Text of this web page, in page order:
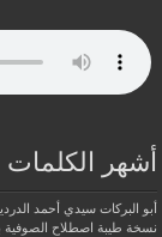
أشهر الكلمات
أبو البركات سيدي أحمد
نسخة طيبة اصطلاح الصوفية